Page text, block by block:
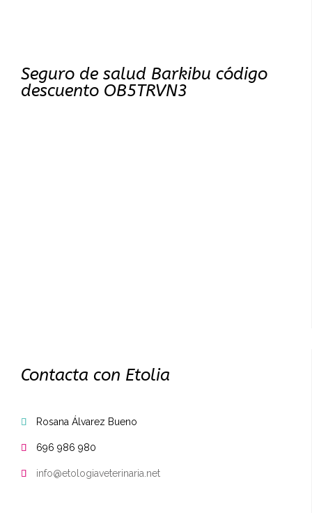
Seguro de salud Barkibu código
descuento OB5TRVN3
Contacta con Etolia
 Rosana Álvarez Bueno
 696 986 980
 info@etologiaveterinaria.net